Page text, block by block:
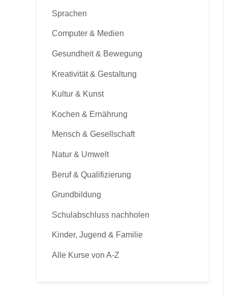
Sprachen
Computer & Medien
Gesundheit & Bewegung
Kreativität & Gestaltung
Kultur & Kunst
Kochen & Ernährung
Mensch & Gesellschaft
Natur & Umwelt
Beruf & Qualifizierung
Grundbildung
Schulabschluss nachholen
Kinder, Jugend & Familie
Alle Kurse von A-Z